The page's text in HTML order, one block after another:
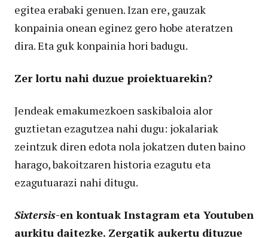
egitea erabaki genuen. Izan ere, gauzak
konpainia onean eginez gero hobe ateratzen
dira. Eta guk konpainia hori badugu.
Zer lortu nahi duzue proiektuarekin?
Jendeak emakumezkoen saskibaloia alor
guztietan ezagutzea nahi dugu: jokalariak
zeintzuk diren edota nola jokatzen duten baino
harago, bakoitzaren historia ezagutu eta
ezagutuarazi nahi ditugu.
Sixtersis-en kontuak Instagram eta Youtuben
aurkitu daitezke. Zergatik aukertu dituzue